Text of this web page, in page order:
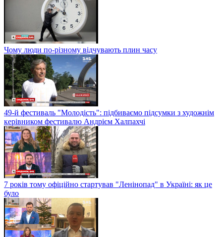
Чому люди по-різному відчувають плин часу
49-й фестиваль "Молодість": підбиваємо підсумки з художнім
керівником фестивалю Андрієм Халпахчі
7 років тому офіційно стартував "Ленінопад" в Україні: як це
було